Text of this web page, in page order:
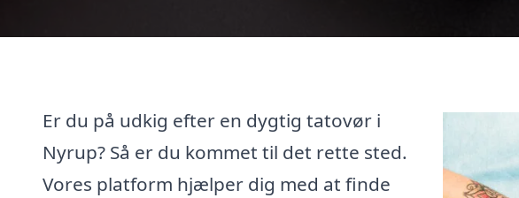
Er du på udkig efter en dygtig tatovør i
Nyrup? Så er du kommet til det rette sted.
Vores platform hjælper dig med at finde